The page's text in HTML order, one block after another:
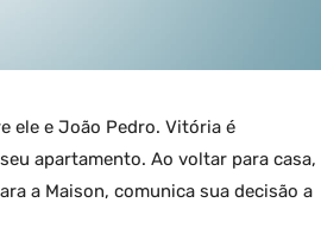
ele e João Pedro. Vitória é
apartamento. Ao voltar para casa,
a Maison, comunica sua decisão a